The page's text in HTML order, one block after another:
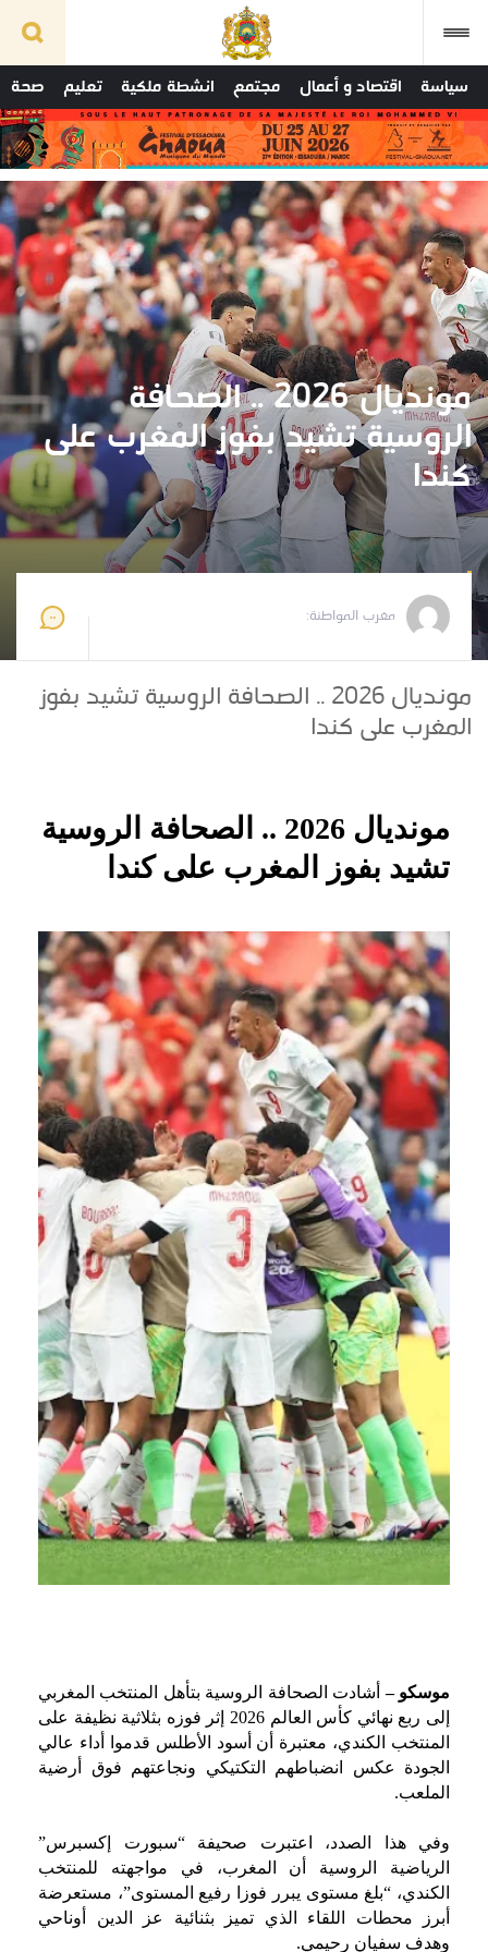
سياسة اقتصاد و أعمال مجتمع انشطة ملكية تعليم صحة
مونديال 2026 .. الصحافة
الروسية تشيد بفوز المغرب على
كندا
مغرب المواطنة:
مونديال 2026 .. الصحافة الروسية تشيد بفوز
المغرب على كندا
مونديال 2026 .. الصحافة الروسية
تشيد بفوز المغرب على كندا
موسكو –أشادت الصحافة الروسية بتأهل المنتخب المغربي
إلى ربع نهائي كأس العالم 2026 إثر فوزه بثلاثية نظيفة على
المنتخب الكندي، معتبرة أن أسود الأطلس قدموا أداء عالي
الجودة عكس انضباطهم التكتيكي ونجاعتهم فوق أرضية
الملعب.
وفي هذا الصدد، اعتبرت صحيفة “سبورت إكسبرس”
الرياضية الروسية أن المغرب، في مواجهته للمنتخب
الكندي، “بلغ مستوى يبرر فوزا رفيع المستوى”، مستعرضة
أبرز محطات اللقاء الذي تميز بثنائية عز الدين أوناحي
وهدف سفيان رحيمي.